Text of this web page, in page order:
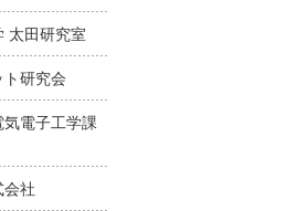
太田研究室
研究会
電子工学課
会社